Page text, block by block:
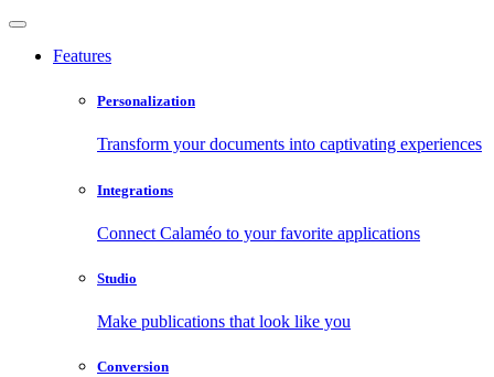
Features
Personalization
Transform your documents into captivating experiences
Integrations
Connect Calaméo to your favorite applications
Studio
Make publications that look like you
Conversion